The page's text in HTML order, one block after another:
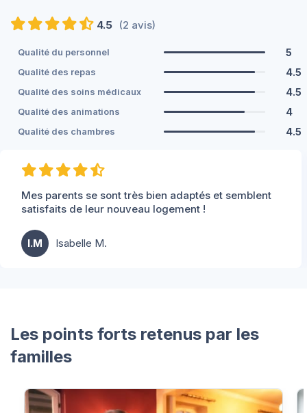
4.5 (2 avis)
Qualité du personnel 5
Qualité des repas 4.5
Qualité des soins médicaux 4.5
Qualité des animations 4
Qualité des chambres 4.5
semblent Dans l'ensemble tout est bien
Les points forts retenus par les
familles